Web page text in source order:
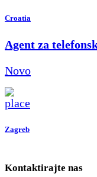
Croatia
Agent za
Novo
Zagreb
Kontaktirajte nas